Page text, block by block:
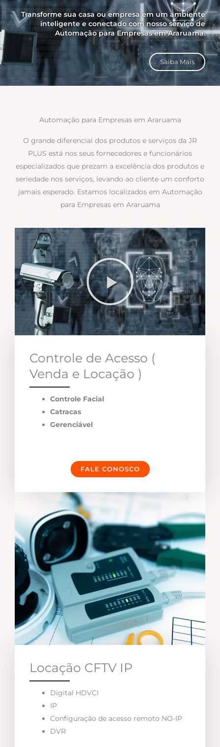
Transforme sua casa ou empresa em um ambiente
inteligente e conectado com nosso serviço de
Automação para Empresas em Araruama.
Saiba Mais
Automação para Empresas em Araruama
O grande diferencial dos produtos e serviços da JR
PLUS está nos seus fornecedores e funcionários
especializados que prezam a excelência dos produtos e
seriedade nos serviços, levando ao cliente um conforto
jamais esperado. Estamos localizados em Automação
para Empresas em Araruama
Controle de Acesso (
Venda e Locação )
Controle Facial
Catracas
Gerenciável
FALE CONOSCO
Locação CFTV IP
Digital HDVCI
IP
Configuração de acesso remoto NO-IP
DVR